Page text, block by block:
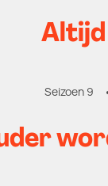
Altijd
Seizoen 9